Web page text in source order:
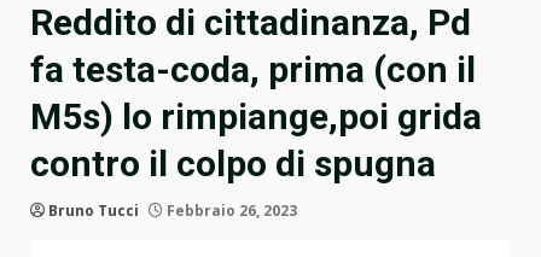
Reddito di cittadinanza, Pd
fa testa-coda, prima (con il
M5s) lo rimpiange,poi grida
contro il colpo di spugna
Bruno Tucci Febbraio 26, 2023